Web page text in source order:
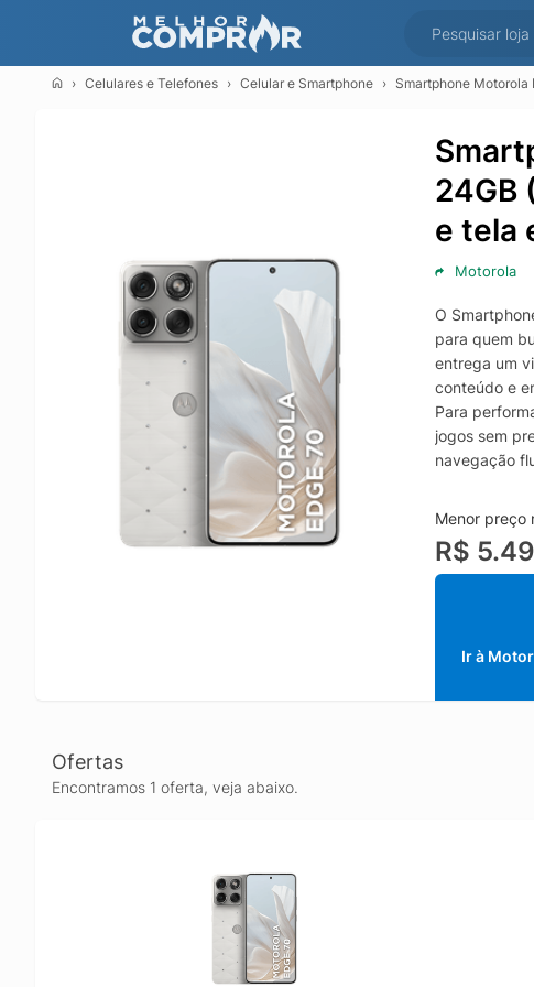
Celulares e Telefones Celular e Smartphone Smartphone Motorola
24GB
e tela
Motorola
O
para quem
entrega um
conteúdo e
Para
jogos sem
navegação
A tela
experiência
enquanto a
produtividade.
para
navegação,
Menor preço
R$
Ir à
Ofertas
Encontramos 1 oferta, veja abaixo.